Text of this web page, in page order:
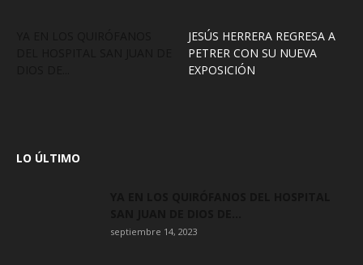
JESÚS HERRERA REGRESA A
PETRER CON SU NUEVA
EXPOSICIÓN
LO ÚLTIMO
septiembre 14, 2023